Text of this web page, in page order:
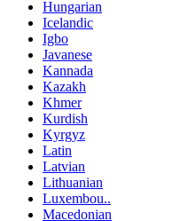
Hungarian
Icelandic
Igbo
Javanese
Kannada
Kazakh
Khmer
Kurdish
Kyrgyz
Latin
Latvian
Lithuanian
Luxembou..
Macedonian